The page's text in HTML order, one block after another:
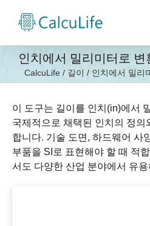
인치에서 밀리미터로
CalcuLife / 길이 / 인치에서 밀리
이 도구는 길이를 인치(in)에서
국제적으로 채택된 인치의 정의
합니다. 기술 도면, 하드웨어 사
부품을 SI로 표현해야 할 때 적
서도 다양한 산업 분야에서 유